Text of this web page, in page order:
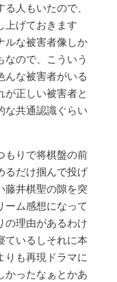
人もいたので、
上げておきます
ルな被害者像しか
ので、こういう
んな被害者がいる
が正しい被害者と
な共通認識ぐらい
もりで将棋盤の前
るだけ掴んで投げ
藤井棋聖の隙を突
ーム感想になって
の理由があるわけ
ているしそれに本
りも再現ドラマに
かったなぁとかあ